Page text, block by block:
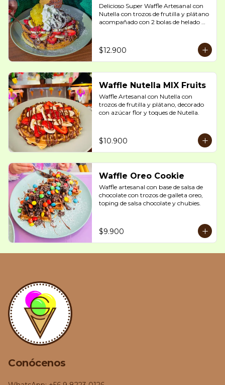
Delicioso Super Waffle Artesanal con
Nutella con trozos de frutilla y plátano
acompañado con 2 bolas de helado
(la crema chantilly no esta disponible
para envíos por Delivery, la foto es solo
referencial)
$12.900
Waffle Nutella MIX Fruits
Waffle Artesanal con Nutella con
trozos de frutilla y plátano, decorado
con azúcar flor y toques de Nutella.
$10.900
Waffle Oreo Cookie
Waffle artesanal con base de salsa de
chocolate con trozos de galleta oreo,
toping de salsa chocolate y chubies.
$9.900
Conócenos